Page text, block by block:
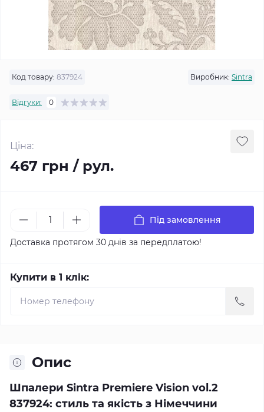
Код товару: 837924 Виробник: Sintra
Відгуки: 0
Ціна:
467 грн / рул.
Під замовлення
Доставка протягом 30 днів за передплатою!
Купити в 1 клік:
Опис
Шпалери Sintra Premiere Vision vol.2
837924: стиль та якість з Німеччини